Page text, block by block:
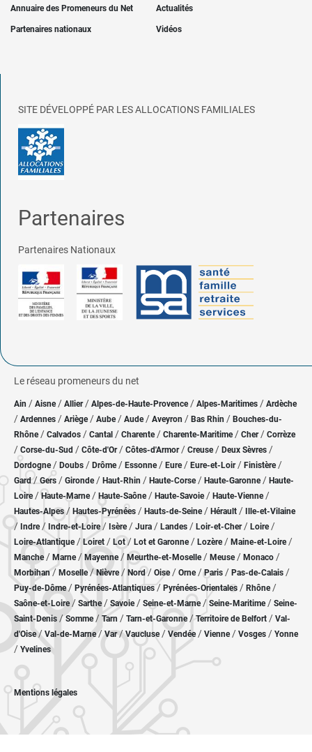
Annuaire des Promeneurs du Net Actualités
Partenaires nationaux Vidéos
SITE DÉVELOPPÉ PAR LES ALLOCATIONS FAMILIALES
Partenaires
Partenaires Nationaux
Le réseau promeneurs du net
Ain / Aisne/ Allier/ Alpes-de-Haute-Provence / Alpes-Maritimes / Ardèche
/ Ardennes / Ariège/ Aube/ Aude / Aveyron / Bas Rhin / Bouches-du-
Rhône/ Calvados / Cantal / Charente / Charente-Maritime/ Cher / Corrèze
/ Corse-du-Sud / Côte-d'Or / Côtes-d'Armor/ Creuse/ Deux Sèvres /
Dordogne/ Doubs / Drôme/ Essonne / Eure/ Eure-et-Loir / Finistère/
Gard/ Gers / Gironde/ Haut-Rhin / Haute-Corse/ Haute-Garonne/ Haute-
Loire/Haute-Marne/ Haute-Saône/ Haute-Savoie/ Haute-Vienne/
Hautes-Alpes/ Hautes-Pyrénées / Hauts-de-Seine/ Hérault / Ille-et-Vilaine
/ Indre/ Indre-et-Loire/ Isère/ Jura / Landes / Loir-et-Cher/ Loire/
Loire-Atlantique/ Loiret / Lot/ Lot et Garonne/ Lozère / Maine-et-Loire/
Manche/ Marne/ Mayenne/ Meurthe-et-Moselle/ Meuse/ Monaco /
Morbihan/ Moselle/ Nièvre / Nord/ Oise / Orne/Paris / Pas-de-Calais /
Puy-de-Dôme/ Pyrénées-Atlantiques / Pyrénées-Orientales / Rhône/
Saône-et-Loire/ Sarthe/ Savoie/ Seine-et-Marne/ Seine-Maritime/ Seine-
Saint-Denis /Somme/ Tarn / Tarn-et-Garonne/Territoire de Belfort / Val-
d'Oise/ Val-de-Marne/Var/Vaucluse/ Vendée/ Vienne/ Vosges / Yonne
/ Yvelines
Mentions légales